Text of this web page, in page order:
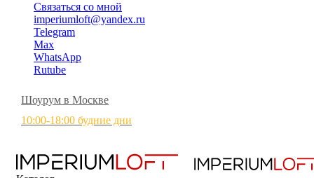
Связаться со мной
imperiumloft@yandex.ru
Telegram
Max
WhatsApp
Rutube
Шоурум в Москве
10:00-18:00 будние дни